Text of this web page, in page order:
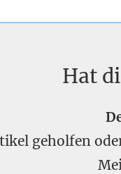
Hat
geholfen